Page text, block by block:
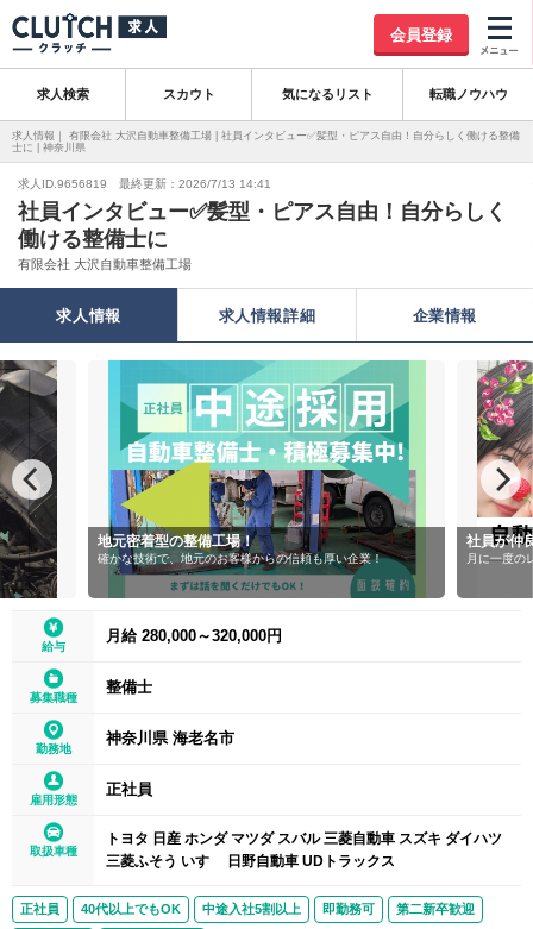
会員登録
求人検索 スカウト 気になるリスト 転職ノウハウ
求人情報｜ 有限会社 大沢自動車整備工場 | 社員インタビュー✅髪型・ピアス自由！自分らしく働ける整備
士に | 神奈川県
求人ID.9656819 最終更新：2026/7/13 14:41
社員インタビュー✅髪型・ピアス自由！自分らしく
働ける整備士に
有限会社 大沢自動車整備工場
求人情報 求人情報詳細 企業情報
型の整備工場！
術で、地元のお客様からの信頼も厚い企業！
社員が仲良し
月に一度のレクリエーションを満喫
給与
月給 280,000～320,000円
募集職種
整備士
勤務地
神奈川県 海老名市
雇用形態
正社員
取扱車種
トヨタ 日産 ホンダ マツダ スバル 三菱自動車 スズキ ダイハツ
三菱ふそう いすゞ 日野自動車 UDトラックス
正社員 40代以上でもOK 中途入社5割以上 即勤務可 第二新卒歓迎